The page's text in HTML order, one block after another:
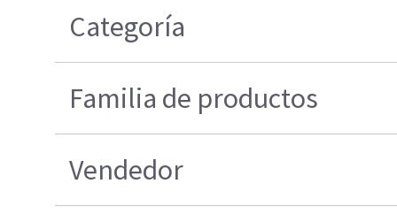
Categoría
Familia de productos
Vendedor